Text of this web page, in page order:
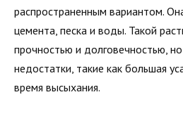
распространенным вариантом.
цемента, песка и воды. Такой
прочностью и долговечностью,
недостатки, такие как большая
время высыхания.